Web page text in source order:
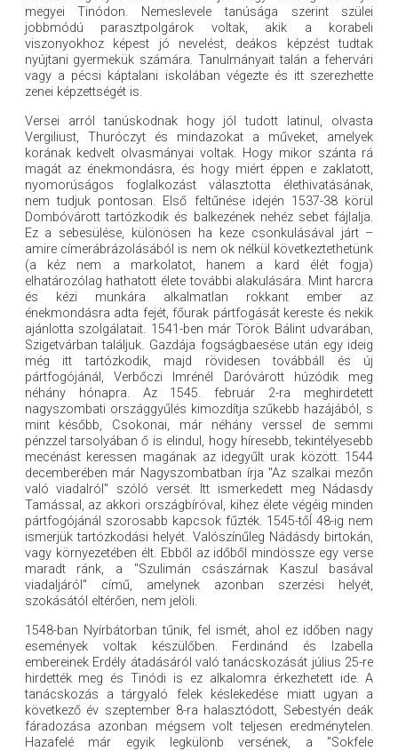
megyei Tinódon. Nemeslevele tanúsága szerint szülei
jobbmódú parasztpolgárok voltak, akik a korabeli
viszonyokhoz képest jó nevelést, deákos képzést tudtak
nyújtani gyermekük számára. Tanulmányait talán a fehervári
vagy a pécsi káptalani iskolában végezte és itt szerezhette
zenei képzettségét is.
Versei arról tanúskodnak hogy jól tudott latinul, olvasta
Vergiliust, Thuróczyt és mindazokat a műveket, amelyek
korának kedvelt olvasmányai voltak. Hogy mikor szánta rá
magát az énekmondásra, és hogy miért éppen e zaklatott,
nyomorúságos foglalkozást választotta élethivatásának,
nem tudjuk pontosan. Első feltűnése idején 1537-38 körül
Dombóvárott tartózkodik és balkezének nehéz sebet fájlalja.
Ez a sebesülése, különösen ha keze csonkulásával járt –
amire címerábrázolásából is nem ok nélkül következtethetünk
(a kéz nem a markolatot, hanem a kard élét fogja)
elhatározólag hathatott élete további alakulására. Mint harcra
és kézi munkára alkalmatlan rokkant ember az
énekmondásra adta fejét, főurak pártfogását kereste és nekik
ajánlotta szolgálatait. 1541-ben már Török Bálint udvarában,
Szigetvárban találjuk. Gazdája fogságbaesése után egy ideig
még itt tartózkodik, majd rövidesen továbbáll és új
pártfogójánál, Verbőczi Imrénél Daróvárott húzódik meg
néhány hónapra. Az 1545. február 2-ra meghirdetett
nagyszombati országgyűlés kimozdítja szűkebb hazájából, s
mint később, Csokonai, már néhány verssel de semmi
pénzzel tarsolyában ő is elindul, hogy híresebb, tekintélyesebb
mecénást keressen magának az idegyűlt urak között. 1544
decemberében már Nagyszombatban írja "Az szalkai mezőn
való viadalról" szóló versét. Itt ismerkedett meg Nádasdy
Tamással, az akkori országbíróval, kihez élete végéig minden
pártfogójánál szorosabb kapcsok fűzték. 1545-tőÍ 48-ig nem
ismerjük tartózkodási helyét. Valószínűleg Nádásdy birtokán,
vagy környezetében élt. Ebből az időből mindössze egy verse
maradt ránk, a "Szulimán császárnak Kaszul basával
viadaljáról" című, amelynek azonban szerzési helyét,
szokásától eltérően, nem jelöli.
1548-ban Nyírbátorban tűnik, fel ismét, ahol ez időben nagy
események voltak készülőben. Ferdinánd és Izabella
embereinek Erdély átadásáról való tanácskozását július 25-re
hirdették meg és Tinódi is ez alkalomra érkezhetett ide. A
tanácskozás a tárgyaló felek késlekedése miatt ugyan a
következő év szeptember 8-ra halasztódott, Sebestyén deák
fáradozása azonban mégsem volt teljesen eredménytelen.
Hazafelé már egyik legkülönb versének, a "Sokfele